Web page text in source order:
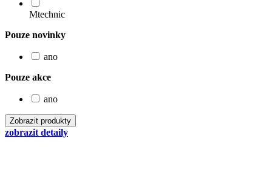
Mtechnic
Pouze novinky
ano
Pouze akce
ano
zobrazit detaily